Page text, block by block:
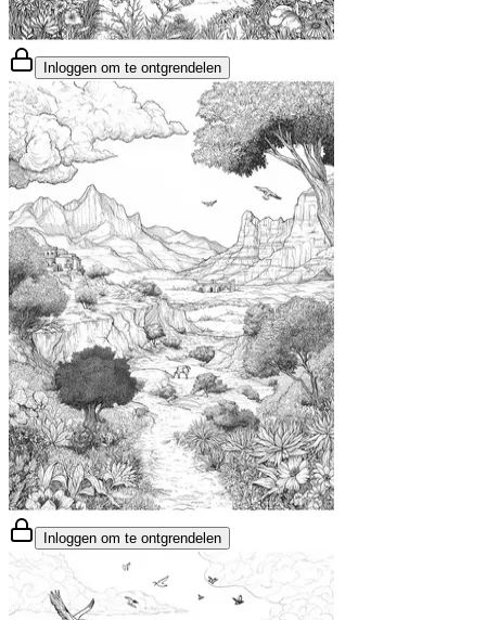
Inloggen om te ontgrendelen
Inloggen om te ontgrendelen